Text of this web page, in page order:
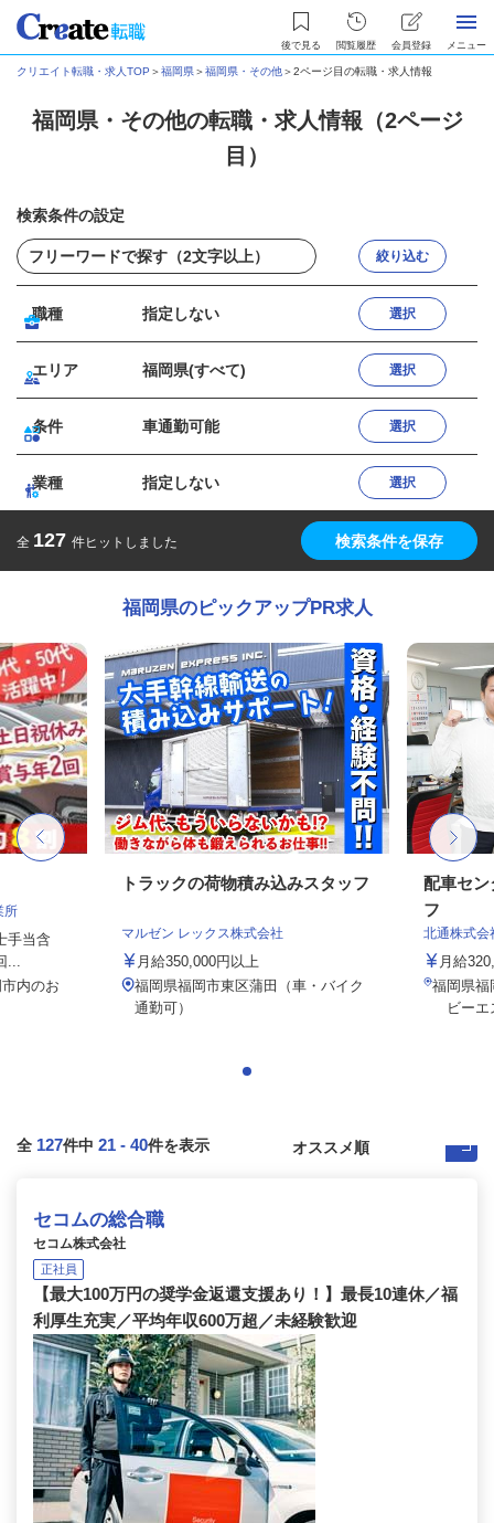
後で見る 閲覧履歴 会員登録 メニュー
クリエイト転職・求人TOP ＞福岡県＞福岡県・その他＞2ページ目の転職・求人情報
福岡県・その他の転職・求人情報（2ページ
目）
検索条件の設定
絞り込む
職種 指定しない 選択
エリア 福岡県(すべて) 選択
条件 車通勤可能 選択
業種 指定しない 選択
全 127 件ヒットしました 検索条件を保存
福岡県のピックアップPR求人
所
手当含
内のお
トラックの荷物積み込みスタッフ
マルゼン レックス株式会社
月給350,000円以上
福岡県福岡市東区蒲田（車・バイク
通勤可）
配車セン
フ
北通株式会
月給
福岡県福
ビーエ
全 127件中 21 - 40件を表示
セコムの総合職
セコム株式会社
正社員
【最大100万円の奨学金返還支援あり！】最長10連休／福
利厚生充実／平均年収600万超／未経験歓迎